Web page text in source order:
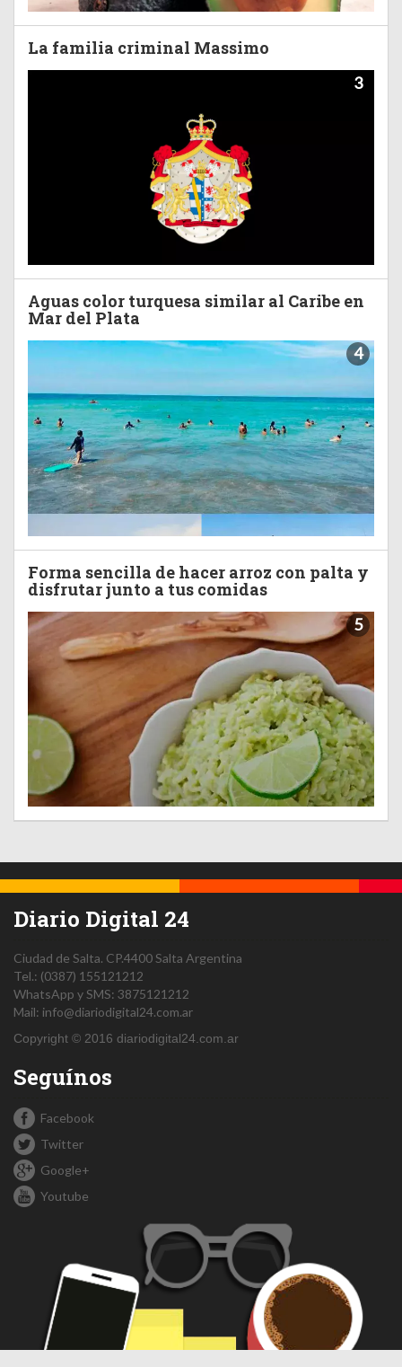
La familia criminal Massimo
3
Aguas color turquesa similar al Caribe en
Mar del Plata
4
Forma sencilla de hacer arroz con palta y
disfrutar junto a tus comidas
5
Diario Digital 24
Ciudad de Salta. CP.4400Salta Argentina
Tel.: (0387) 155121212
WhatsApp y SMS: 3875121212
Mail: info@diariodigital24.com.ar
Copyright © 2016 diariodigital24.com.ar
Seguínos
Facebook
Twitter
Google+
Youtube